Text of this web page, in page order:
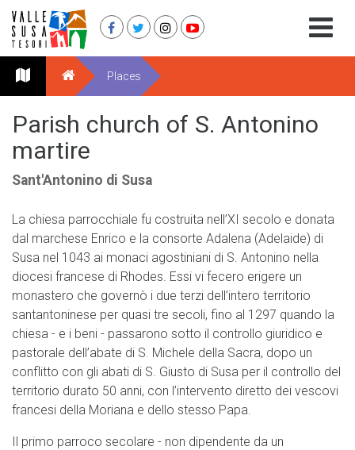
Places
Parish church of S. Antonino
martire
Sant'Antonino di Susa
La chiesa parrocchiale fu costruita nell’XI secolo e donata
dal marchese Enrico e la consorte Adalena (Adelaide) di
Susa nel 1043 ai monaci agostiniani di S. Antonino nella
diocesi francese di Rhodes. Essi vi fecero erigere un
monastero che governò i due terzi dell’intero territorio
santantoninese per quasi tre secoli, fino al 1297 quando la
chiesa - e i beni - passarono sotto il controllo giuridico e
pastorale dell’abate di S. Michele della Sacra, dopo un
conflitto con gli abati di S. Giusto di Susa per il controllo del
territorio durato 50 anni, con l’intervento diretto dei vescovi
francesi della Moriana e dello stesso Papa.
Il primo parroco secolare - non dipendente da un